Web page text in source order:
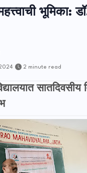
भूमिका:
2 minute read
सातदिवसीय